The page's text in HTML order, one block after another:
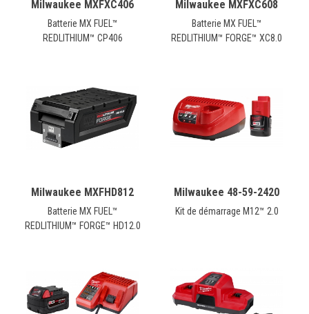
Milwaukee MXFXC406
Batterie MX FUEL™
REDLITHIUM™ CP406
Milwaukee MXFXC608
Batterie MX FUEL™
REDLITHIUM™ FORGE™ XC8.0
Milwaukee MXFHD812
Batterie MX FUEL™
REDLITHIUM™ FORGE™ HD12.0
Milwaukee 48-59-2420
Kit de démarrage M12™ 2.0